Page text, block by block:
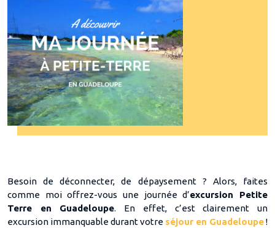
Besoin de déconnecter, de dépaysement ? Alors, faites
comme moi offrez-vous une journée d’excursion Petite
Terre en Guadeloupe. En effet, c’est clairement un
excursion immanquable durant votre séjour en Guadeloupe!